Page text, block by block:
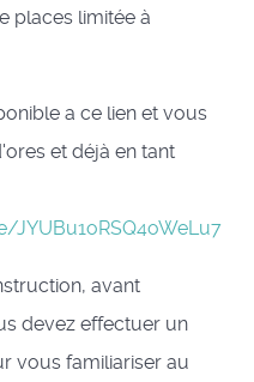
places limitée à
a ce lien et vous
et déjà en tant
avant
devez effectuer un
vous familiariser au